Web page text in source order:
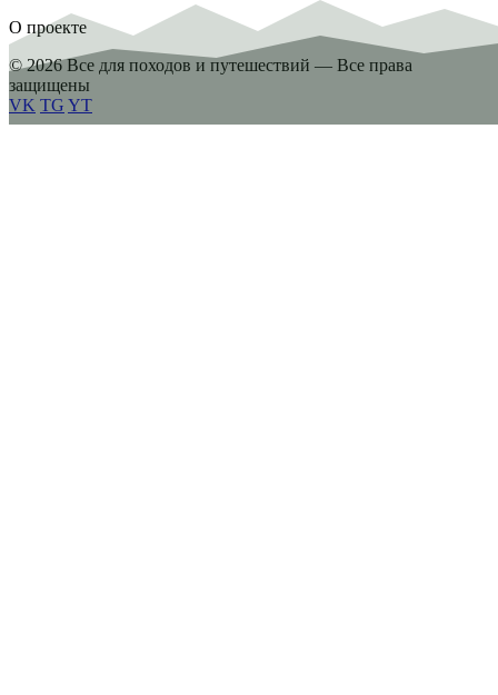
О проекте
© 2026 Все для походов и путешествий — Все права
защищены
VK TG YT